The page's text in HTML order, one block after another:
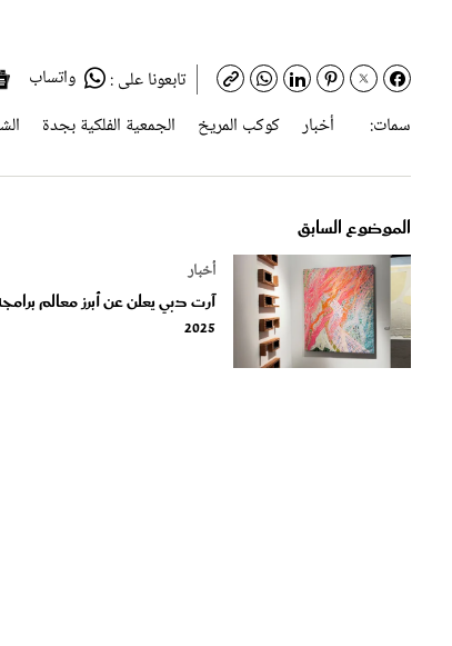
تابعونا على : واتساب
سمات:
أخبار كوكب المريخ الجمعية الفلكية بجدة
الموضوع السابق
أخبار
آرت دبي يعلن عن أبرز معالم
2025